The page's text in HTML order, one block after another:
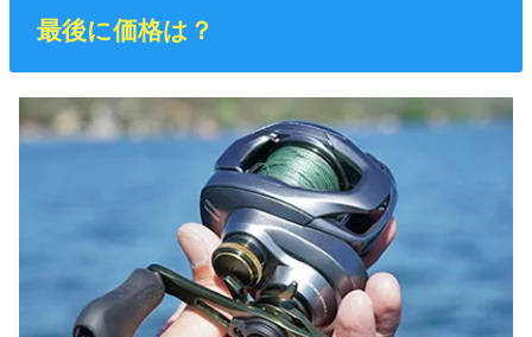
最後に価格は？